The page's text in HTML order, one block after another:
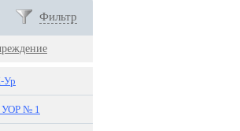
Фильтр
№ 1